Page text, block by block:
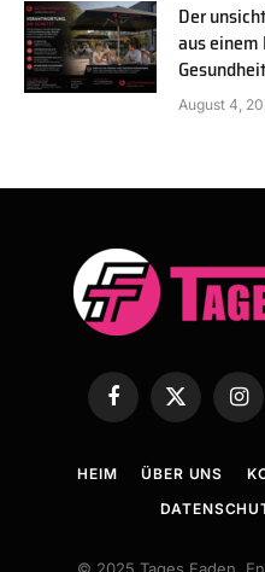
Der
aus
August 4,
Facebook
X
HEIM ÜBER UNS